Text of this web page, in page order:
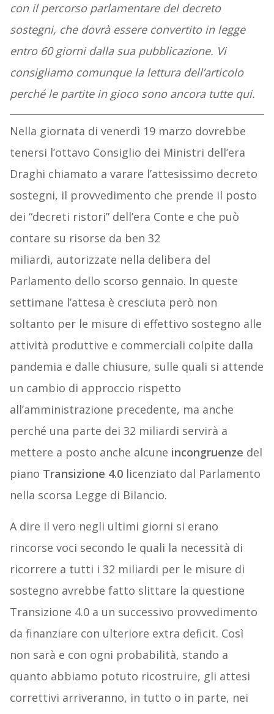
con il percorso parlamentare del decreto
sostegni, che dovrà essere convertito in legge
entro 60 giorni dalla sua pubblicazione. Vi
consigliamo comunque la lettura dell’articolo
perché le partite in gioco sono ancora tutte qui.
Nella giornata di venerdì 19 marzo dovrebbe
tenersi l’ottavo Consiglio dei Ministri dell’era
Draghi chiamato a varare l’attesissimo decreto
sostegni, il provvedimento che prende il posto
dei “decreti ristori” dell’era Conte e che può
contare su risorse da ben 32
miliardi, autorizzate nella delibera del
Parlamento dello scorso gennaio. In queste
settimane l’attesa è cresciuta però non
soltanto per le misure di effettivo sostegno alle
attività produttive e commerciali colpite dalla
pandemia e dalle chiusure, sulle quali si attende
un cambio di approccio rispetto
all’amministrazione precedente, ma anche
perché una parte dei 32 miliardi servirà a
mettere a posto anche alcune incongruenze del
piano Transizione 4.0licenziato dal Parlamento
nella scorsa Legge di Bilancio.
A dire il vero negli ultimi giorni si erano
rincorse voci secondo le quali la necessità di
ricorrere a tutti i 32 miliardi per le misure di
sostegno avrebbe fatto slittare la questione
Transizione 4.0 a un successivo provvedimento
da finanziare con ulteriore extra deficit. Così
non sarà e con ogni probabilità, stando a
quanto abbiamo potuto ricostruire, gli attesi
correttivi arriveranno, in tutto o in parte, nei